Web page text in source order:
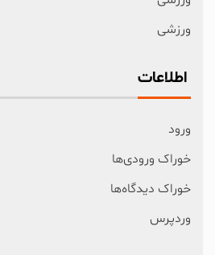
ورزشی
اطلاعات
ورود
خوراک ورودی‌ها
خوراک دیدگاه‌ها
وردپرس